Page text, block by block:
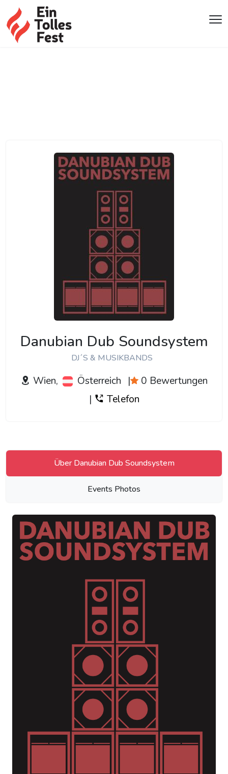
Danubian Dub Soundsystem
DJ´S & MUSIKBANDS
Wien, Österreich |
0 Bewertungen
|
Telefon
Über Danubian Dub Soundsystem
Events Photos